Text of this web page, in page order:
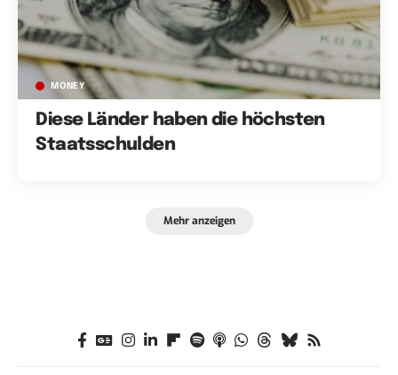
MONEY
Diese Länder haben die höchsten
Staatsschulden
Mehr anzeigen